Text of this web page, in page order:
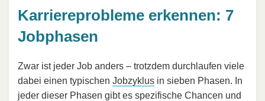
Karriereprobleme erkennen: 7
Jobphasen
Zwar ist jeder Job anders – trotzdem durchlaufen viele
dabei einen typischen Jobzyklus in sieben Phasen. In
jeder dieser Phasen gibt es spezifische Chancen und